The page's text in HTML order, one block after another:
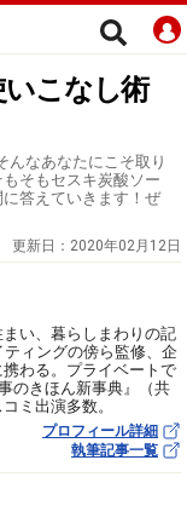
いこなし術
なあなたにこそ取り
そもセスキ炭酸ソー
答えていきます！ぜ
更新日： 2020年02月12日
い、暮らしまわりの記
ィングの傍ら監修、企
わる。プライベートで
のきほん新事典』（共
ミ出演多数。
プロフィール詳細
執筆記事一覧